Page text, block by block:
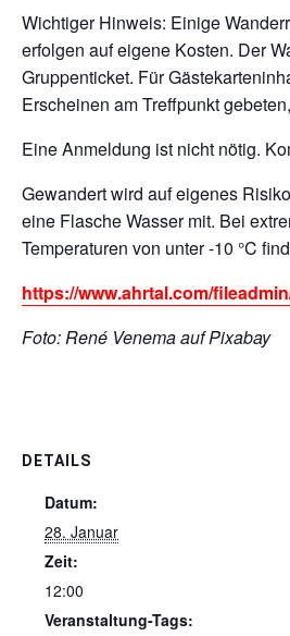
Wichtiger Hinweis: Einige
erfolgen auf eigene Kosten. Der
Gruppenticket. Für
Erscheinen am Treffpunkt
Eine Anmeldung ist nicht nötig.
Gewandert wird auf eigenes
eine Flasche Wasser mit. Bei
Temperaturen von unter -10 °C
https://www.ahrtal.com/
Foto: René Venema auf Pixabay
DETAILS
Datum:
28. Januar
Zeit:
12:00
Veranstaltung-Tags: